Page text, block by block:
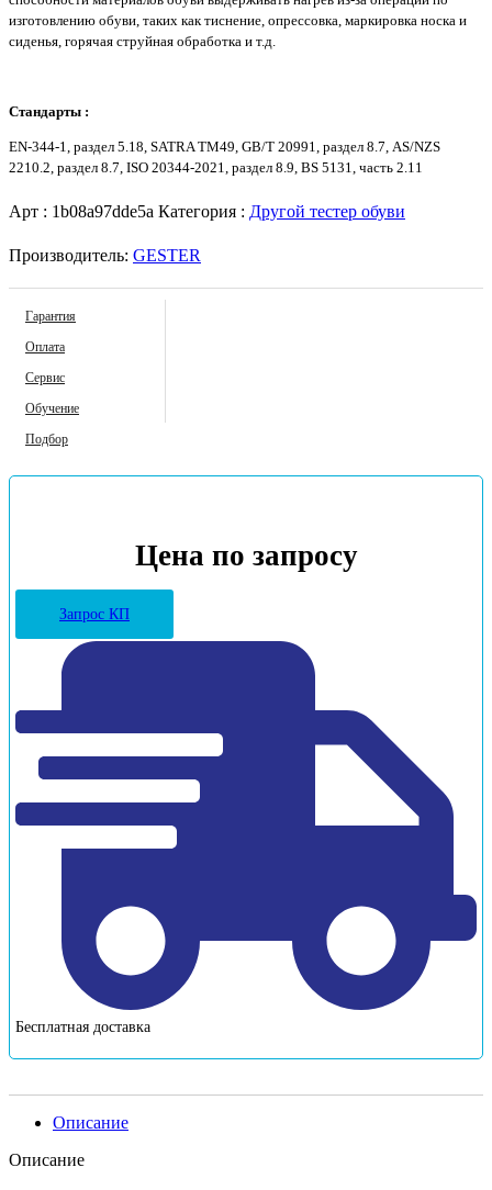
изготовлению обуви, таких как тиснение, опрессовка, маркировка носка и
сиденья, горячая струйная обработка и т.д.
Стандарты :
EN-344-1, раздел 5.18, SATRA TM49, GB/T 20991, раздел 8.7, AS/NZS
2210.2, раздел 8.7, ISO 20344-2021, раздел 8.9, BS 5131, часть 2.11
Арт : 1b08a97dde5a Категория : Другой тестер обуви
Производитель: GESTER
Гарантия
Оплата
Сервис
Обучение
Подбор
Цена по запросу
Запрос КП
Бесплатная доставка
Описание
Описание